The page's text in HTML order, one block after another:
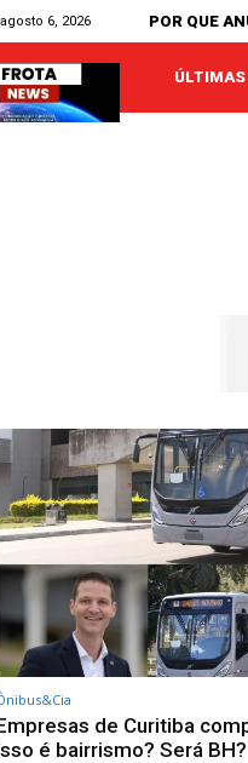
6, 2026 POR QUE
de Curitiba
é bairrismo? Será BH?